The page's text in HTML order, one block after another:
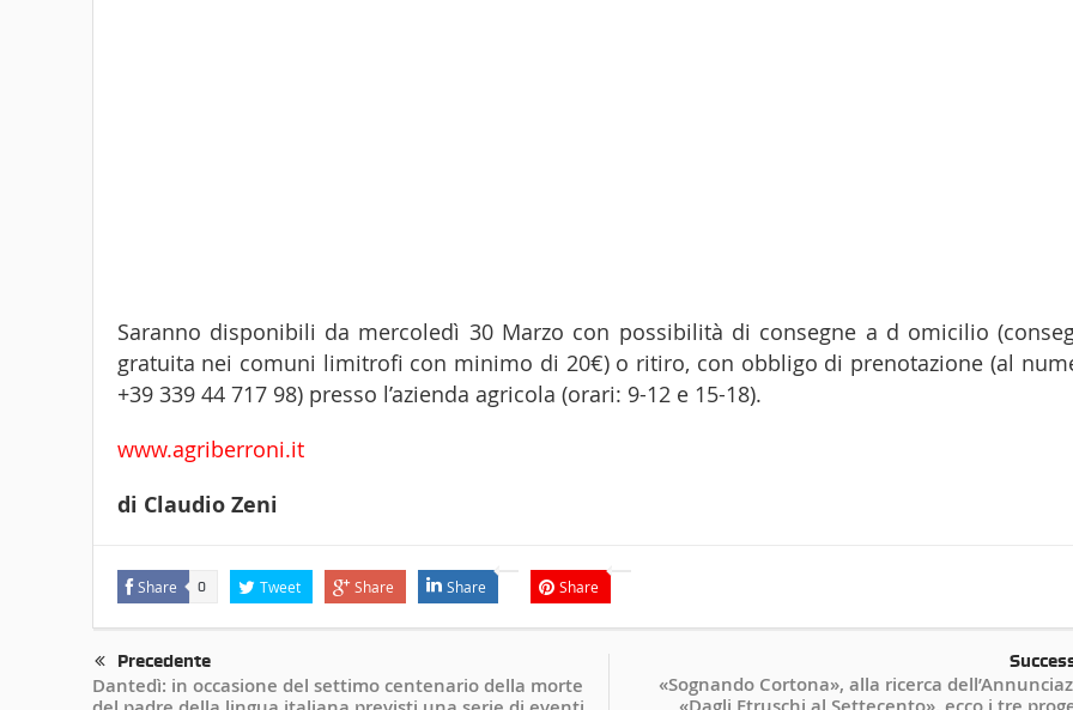
Saranno disponibili da mercoledì 30 Marzo con possibilità di consegne a d omicilio
gratuita nei comuni limitrofi con minimo di 20€) o ritiro, con obbligo di prenotazione (al
+39 339 44 717 98) presso l’azienda agricola (orari: 9-12 e 15-18).
www.agriberroni.it
di Claudio Zeni
Share 0 Tweet Share Share Share
Precedente
Dantedì: in occasione del settimo centenario della morte
«Sognando Cortona», alla ricerca